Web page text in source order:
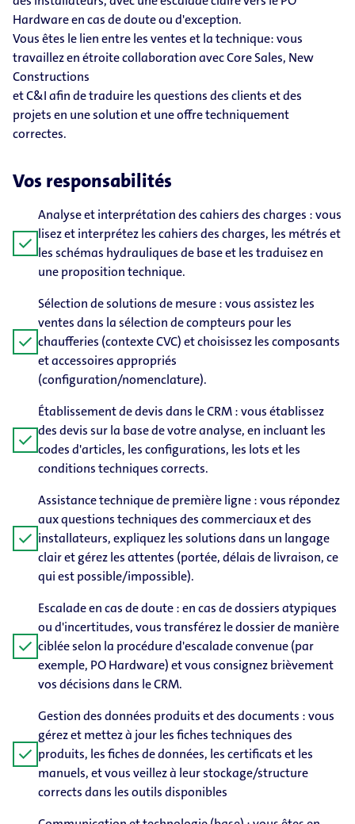
Hardware en cas de doute ou d'exception.
Vous êtes le lien entre les ventes et la technique: vous
travaillez en étroite collaboration avec Core Sales, New
Constructions
et C&I afin de traduire les questions des clients et des
projets en une solution et une offre techniquement
correctes.
Vos responsabilités
check
Analyse et interprétation des cahiers des charges : vous
lisez et interprétez les cahiers des charges, les métrés et
les schémas hydrauliques de base et les traduisez en
une proposition technique.
check
Sélection de solutions de mesure : vous assistez les
ventes dans la sélection de compteurs pour les
chaufferies (contexte CVC) et choisissez les composants
et accessoires appropriés
(configuration/nomenclature).
check
Établissement de devis dans le CRM : vous établissez
des devis sur la base de votre analyse, en incluant les
codes d'articles, les configurations, les lots et les
conditions techniques corrects.
check
Assistance technique de première ligne : vous répondez
aux questions techniques des commerciaux et des
installateurs, expliquez les solutions dans un langage
clair et gérez les attentes (portée, délais de livraison, ce
qui est possible/impossible).
check
Escalade en cas de doute : en cas de dossiers atypiques
ou d'incertitudes, vous transférez le dossier de manière
ciblée selon la procédure d'escalade convenue (par
exemple, PO Hardware) et vous consignez brièvement
vos décisions dans le CRM.
check
Gestion des données produits et des documents : vous
gérez et mettez à jour les fiches techniques des
produits, les fiches de données, les certificats et les
manuels, et vous veillez à leur stockage/structure
corrects dans les outils disponibles